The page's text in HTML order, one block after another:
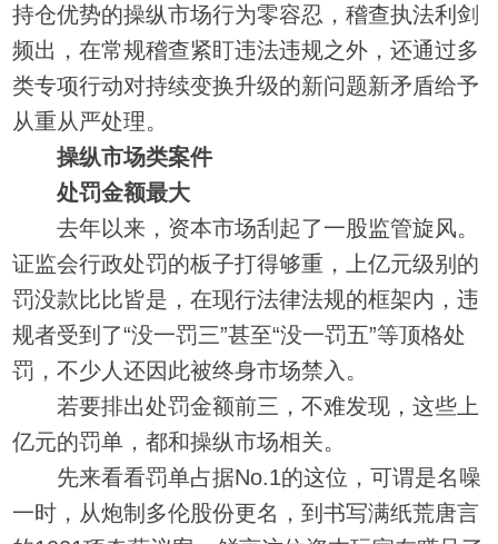
持仓优势的操纵市场行为零容忍，稽查执法利剑
频出，在常规稽查紧盯违法违规之外，还通过多
类专项行动对持续变换升级的新问题新矛盾给予
从重从严处理。
操纵市场类案件
处罚金额最大
去年以来，资本市场刮起了一股监管旋风。
证监会行政处罚的板子打得够重，上亿元级别的
罚没款比比皆是，在现行法律法规的框架内，违
规者受到了“没一罚三”甚至“没一罚五”等顶格处
罚，不少人还因此被终身市场禁入。
若要排出处罚金额前三，不难发现，这些上
亿元的罚单，都和操纵市场相关。
先来看看罚单占据No.1的这位，可谓是名噪
一时，从炮制多伦股份更名，到书写满纸荒唐言